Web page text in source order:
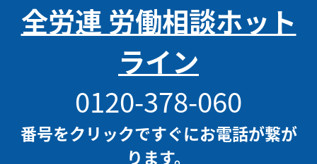
全労連 労働相談ホット
ライン
0120-378-060
番号をクリックですぐにお電話が繋が
ります。